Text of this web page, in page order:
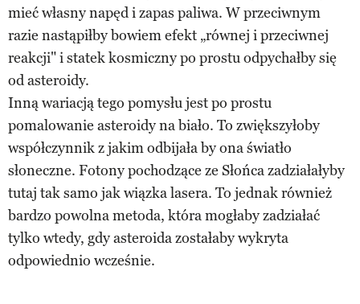
mieć własny napęd i zapas paliwa. W przeciwnym
razie nastąpiłby bowiem efekt „równej i przeciwnej
reakcji" i statek kosmiczny po prostu odpychałby się
od asteroidy.
Inną wariacją tego pomysłu jest po prostu
pomalowanie asteroidy na biało. To zwiększyłoby
współczynnik z jakim odbijała by ona światło
słoneczne. Fotony pochodzące ze Słońca zadziałałyby
tutaj tak samo jak wiązka lasera. To jednak również
bardzo powolna metoda, która mogłaby zadziałać
tylko wtedy, gdy asteroida zostałaby wykryta
odpowiednio wcześnie.